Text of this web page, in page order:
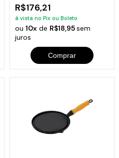
R$176,21
à vista no Pix ou Boleto
ou 10xde R$18,95sem
juros
Comprar